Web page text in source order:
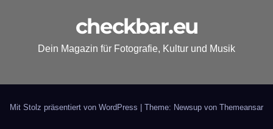
checkbar.eu
Dein Magazin für Fotografie, Kultur und Musik
Mit Stolz präsentiert von WordPress | Theme: Newsup von Themeansar